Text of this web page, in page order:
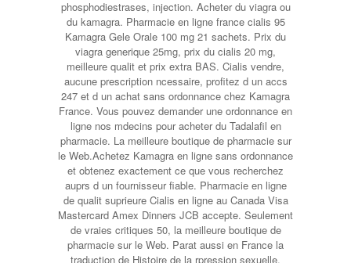
phosphodiestrases, injection. Acheter du viagra ou
du kamagra. Pharmacie en ligne france cialis 95
Kamagra Gele Orale 100 mg 21 sachets. Prix du
viagra generique 25mg, prix du cialis 20 mg,
meilleure qualit et prix extra BAS. Cialis vendre,
aucune prescription ncessaire, profitez d un accs
247 et d un achat sans ordonnance chez Kamagra
France. Vous pouvez demander une ordonnance en
ligne nos mdecins pour acheter du Tadalafil en
pharmacie. La meilleure boutique de pharmacie sur
le Web.Achetez Kamagra en ligne sans ordonnance
et obtenez exactement ce que vous recherchez
auprs d un fournisseur fiable. Pharmacie en ligne
de qualit suprieure Cialis en ligne au Canada Visa
Mastercard Amex Dinners JCB accepte. Seulement
de vraies critiques 50, la meilleure boutique de
pharmacie sur le Web. Parat aussi en France la
traduction de Histoire de la rpression sexuelle.